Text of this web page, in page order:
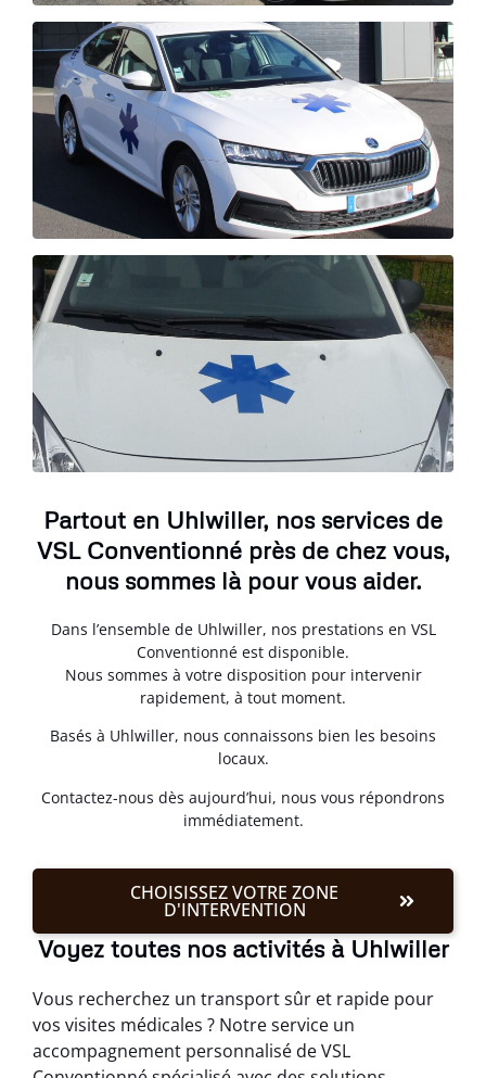
Partout en Uhlwiller, nos services de
VSL Conventionné près de chez vous,
nous sommes là pour vous aider.
Dans l’ensemble de Uhlwiller, nos prestations en VSL
Conventionné est disponible.
Nous sommes à votre disposition pour intervenir
rapidement, à tout moment.
Basés à Uhlwiller, nous connaissons bien les besoins
locaux.
Contactez-nous dès aujourd’hui, nous vous répondrons
immédiatement.
CHOISISSEZ VOTRE ZONE
D'INTERVENTION
Voyez toutes nos activités à Uhlwiller
Vous recherchez un transport sûr et rapide pour
vos visites médicales ? Notre service un
accompagnement personnalisé de VSL